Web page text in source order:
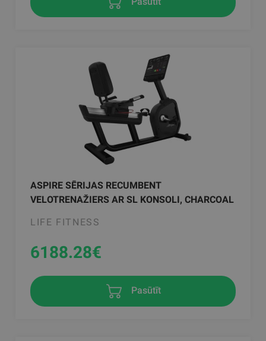
ASPIRE SĒRIJAS RECUMBENT
VELOTRENAŽIERS AR SL KONSOLI, CHARCOAL
LIFE FITNESS
6188.28€
Pasūtīt